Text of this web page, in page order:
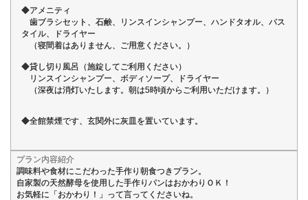
◆アメニティ
歯ブラシセット、石鹸、リンスインシャンプー、ハンドタオル、バス
タイル、ドライヤー
（寝間着はありません、ご用意ください。）
◆貸し切り風呂（施錠してご利用ください）
リンスインシャンプー、ボディソープ、ドライヤー
（深夜は消灯いたします。朝は5時頃からご利用いただけます。）
◆全館禁煙です、玄関外に灰皿を置いています。
プラン内容紹介
調味料や食材にこだわった手作り朝食つきプラン。
自家製の天然酵母を使用した手作りパンはおかわりＯＫ！
お気軽に「おかわり！」って言ってくださいね。